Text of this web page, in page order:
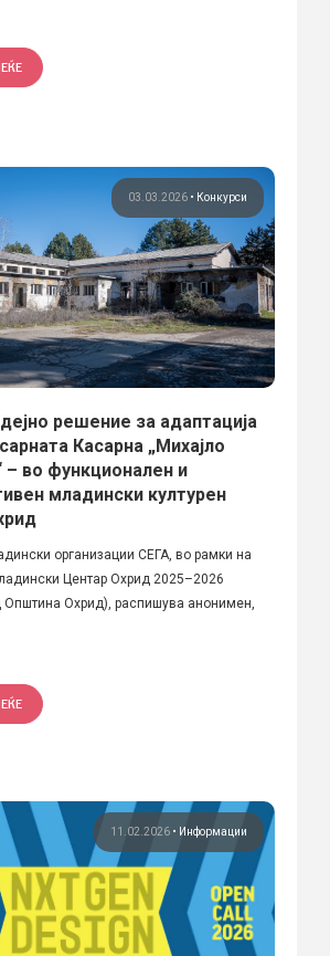
03.03.2026 • Конкурси
решение за адаптација
Касарна „Михајло
– во функционален и
младински културен
организации СЕГА, во рамки на
Центар Охрид 2025–2026
Општина Охрид), распишува анонимен,
11.02.2026 • Информации